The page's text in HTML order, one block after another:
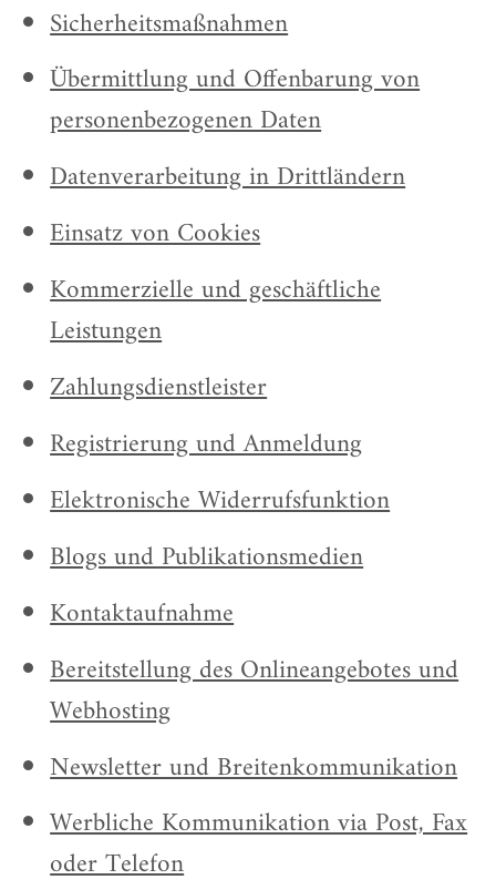
Sicherheitsmaßnahmen
Übermittlung und Offenbarung von
personenbezogenen Daten
Datenverarbeitung in Drittländern
Einsatz von Cookies
Kommerzielle und geschäftliche
Leistungen
Zahlungsdienstleister
Registrierung und Anmeldung
Elektronische Widerrufsfunktion
Blogs und Publikationsmedien
Kontaktaufnahme
Bereitstellung des Onlineangebotes und
Webhosting
Newsletter und Breitenkommunikation
Werbliche Kommunikation via Post, Fax
oder Telefon